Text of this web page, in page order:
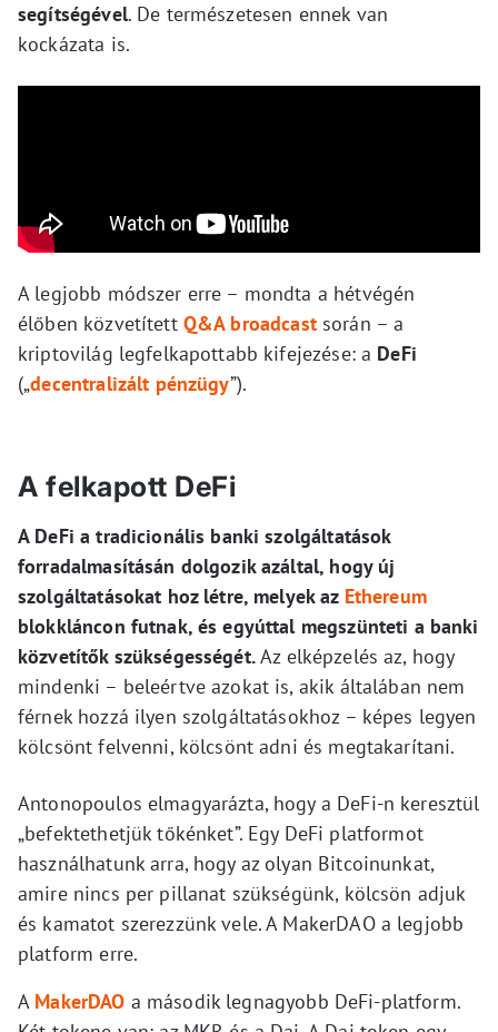
segítségével. De természetesen ennek van
kockázata is.
A legjobb módszer erre – mondta a hétvégén
élőben közvetített Q&A broadcastsorán – a
kriptovilág legfelkapottabb kifejezése: a DeFi
(„decentralizált pénzügy”).
A felkapott DeFi
A DeFi a tradicionális banki szolgáltatások
forradalmasításán dolgozik azáltal, hogy új
szolgáltatásokat hoz létre, melyek az Ethereum
blokkláncon futnak, és egyúttal megszünteti a banki
közvetítők szükségességét.Az elképzelés az, hogy
mindenki – beleértve azokat is, akik általában nem
férnek hozzá ilyen szolgáltatásokhoz – képes legyen
kölcsönt felvenni, kölcsönt adni és megtakarítani.
Antonopoulos elmagyarázta, hogy a DeFi-n keresztül
„befektethetjük tőkénket”. Egy DeFi platformot
használhatunk arra, hogy az olyan Bitcoinunkat,
amire nincs per pillanat szükségünk, kölcsön adjuk
és kamatot szerezzünk vele. A MakerDAO a legjobb
platform erre.
A MakerDAO a második legnagyobb DeFi-platform.